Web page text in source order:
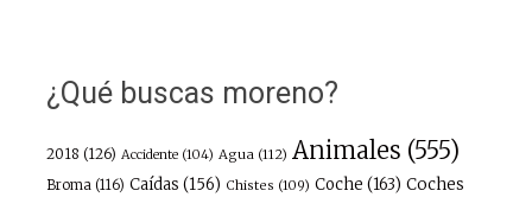
¿Qué buscas moreno?
2018 (126) Accidente(104) Agua(112) Animales (555)
Broma(116) Caídas (156) Chistes (109) Coche (163) Coches